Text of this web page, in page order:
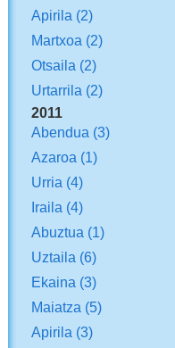
Apirila (2)
Martxoa (2)
Otsaila (2)
Urtarrila (2)
2011
Abendua (3)
Azaroa (1)
Urria (4)
Iraila (4)
Abuztua (1)
Uztaila (6)
Ekaina (3)
Maiatza (5)
Apirila (3)